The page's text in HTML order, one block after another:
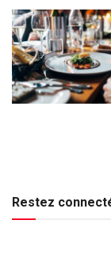
Restez